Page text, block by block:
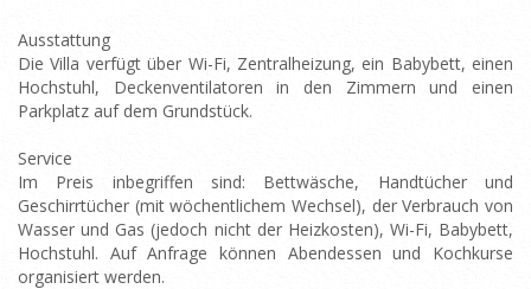
Ausstattung
Die Villa verfügt über Wi-Fi, Zentralheizung, ein Babybett, einen
Hochstuhl, Deckenventilatoren in den Zimmern und einen
Parkplatz auf dem Grundstück.
Service
Im Preis inbegriffen sind: Bettwäsche, Handtücher und
Geschirrtücher (mit wöchentlichem Wechsel), der Verbrauch von
Wasser und Gas (jedoch nicht der Heizkosten), Wi-Fi, Babybett,
Hochstuhl. Auf Anfrage können Abendessen und Kochkurse
organisiert werden.